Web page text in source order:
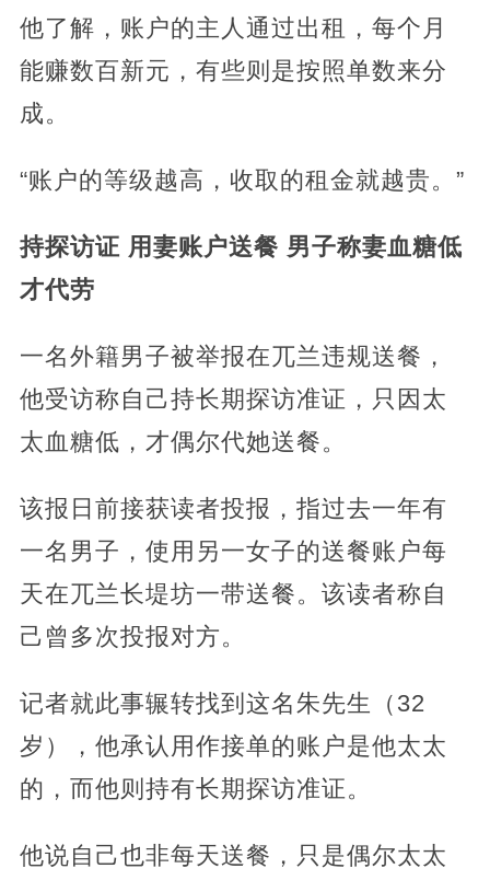
他了解，账户的主人通过出租，每个月
能赚数百新元，有些则是按照单数来分
成。
“账户的等级越高，收取的租金就越贵。”
持探访证 用妻账户送餐 男子称妻血糖低
才代劳
一名外籍男子被举报在兀兰违规送餐，
他受访称自己持长期探访准证，只因太
太血糖低，才偶尔代她送餐。
该报日前接获读者投报，指过去一年有
一名男子，使用另一女子的送餐账户每
天在兀兰长堤坊一带送餐。该读者称自
己曾多次投报对方。
记者就此事辗转找到这名朱先生（32
岁），他承认用作接单的账户是他太太
的，而他则持有长期探访准证。
他说自己也非每天送餐，只是偶尔太太